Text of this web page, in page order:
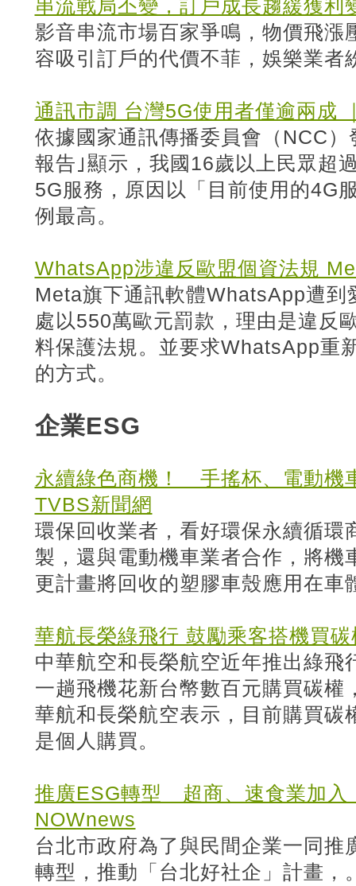
串流戰局丕變，訂戶成長趨緩獲利
影音串流市場百家爭鳴，物價飛漲
容吸引訂戶的代價不菲，娛樂業者
通訊市調 台灣5G使用者僅逾兩成
依據國家通訊傳播委員會（NCC
報告｣顯示，我國16歲以上民眾超
5G服務，原因以「目前使用的4G
例最高。
WhatsApp涉違反歐盟個資法規
Meta旗下通訊軟體WhatsApp遭到
處以550萬歐元罰款，理由是違反
料保護法規。並要求WhatsApp重
的方式。
企業ESG
永續綠色商機！ 手搖杯、電動機
TVBS新聞網
環保回收業者，看好環保永續循環
製，還與電動機車業者合作，將機
更計畫將回收的塑膠車殼應用在車
華航長榮綠飛行 鼓勵乘客搭機買
中華航空和長榮航空近年推出綠飛
一趟飛機花新台幣數百元購買碳權
華航和長榮航空表示，目前購買碳
是個人購買。
推廣ESG轉型 超商、速食業加入
NOWnews
台北市政府為了與民間企業一同推
轉型，推動「台北好社企」計畫，